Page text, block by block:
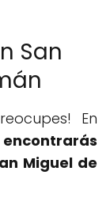
San
En
encontrarás
Miguel de